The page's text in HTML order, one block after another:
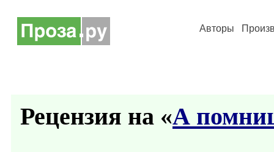
Авторы
Рецензия на «А